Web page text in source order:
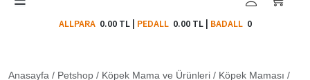
ALLPARA 0.00 TL| PEDALL 0.00 TL| BADALL0
Anasayfa / Petshop / Köpek Mama ve Ürünleri / Köpek Maması /